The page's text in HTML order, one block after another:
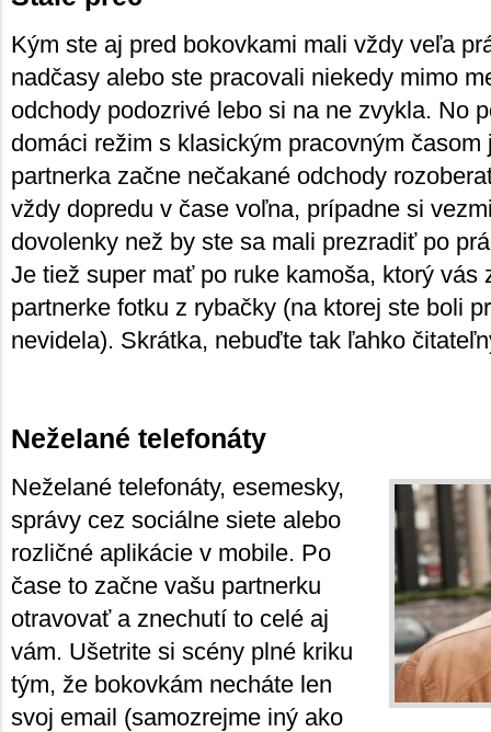
Kým ste aj pred bokovkami mali vždy veľa
nadčasy alebo ste pracovali niekedy mimo
odchody podozrivé lebo si na ne zvykla. No
domáci režim s klasickým pracovným časom
partnerka začne nečakané odchody
vždy dopredu v čase voľna, prípadne si
dovolenky než by ste sa mali prezradiť po
Je tiež super mať po ruke kamoša, ktorý vás
partnerke fotku z rybačky (na ktorej ste boli
nevidela). Skrátka, nebuďte tak ľahko
Neželané telefonáty
Neželané telefonáty, esemesky,
správy cez sociálne siete alebo
rozličné aplikácie v mobile. Po
čase to začne vašu partnerku
otravovať a znechutí to celé aj
vám. Ušetrite si scény plné kriku
tým, že bokovkám necháte len
svoj email (samozrejme iný ako